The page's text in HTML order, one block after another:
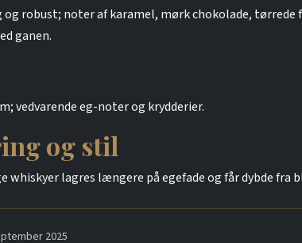
og robust; noter af karamel, mørk chokolade,
ganen.
vedvarende eg-noter og krydderier.
og stil
whiskyer lagres længere på egefade og får dybde fra
2025